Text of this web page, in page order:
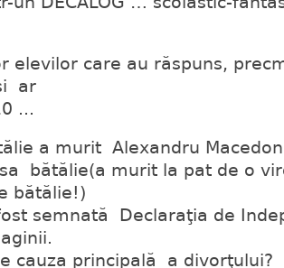
elevilor care au răspuns,
ar
...
a murit Alexandru
bătălie(a murit la pat de o
bătălie!)
semnată Declaraţia de
cauza principală a divorţului?